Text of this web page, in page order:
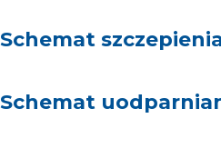
Schemat
Schemat